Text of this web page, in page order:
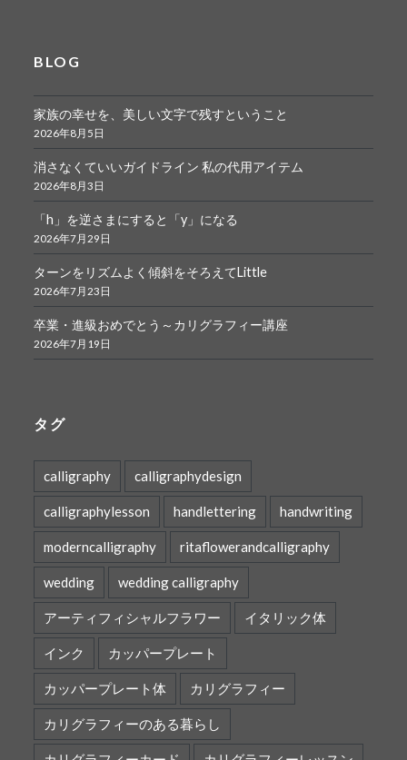
BLOG
家族の幸せを、美しい文字で残すということ
2026年8月5日
消さなくていいガイドライン 私の代用アイテム
2026年8月3日
「h」を逆さまにすると「y」になる
2026年7月29日
ターンをリズムよく傾斜をそろえてLittle
2026年7月23日
卒業・進級おめでとう～カリグラフィー講座
2026年7月19日
タグ
calligraphy calligraphydesign
calligraphylesson handlettering handwriting
moderncalligraphy ritaflowerandcalligraphy
wedding wedding calligraphy
アーティフィシャルフラワー イタリック体
インク カッパープレート
カッパープレート体 カリグラフィー
カリグラフィーのある暮らし